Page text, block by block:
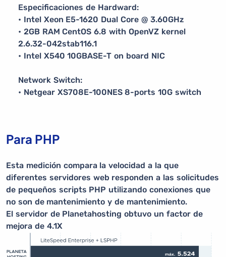
Especificaciones de Hardward:
• Intel Xeon E5-1620 Dual Core @ 3.60GHz
• 2GB RAM CentOS 6.8 with OpenVZ kernel
2.6.32-042stab116.1
• Intel X540 10GBASE-T on board NIC
Network Switch:
• Netgear XS708E-100NES 8-ports 10G switch
Para PHP
Esta medición compara la velocidad a la que
diferentes servidores web responden a las solicitudes
de pequeños scripts PHP utilizando conexiones que
no son de mantenimiento y de mantenimiento.
El servidor de Planetahosting obtuvo un factor de
mejora de 4.1X